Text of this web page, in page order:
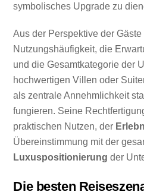
symbolisches Upgrade zu
Aus der Perspektive der
Nutzungshäufigkeit, die
und die Gesamtkategorie der
hochwertigen Villen oder
als zentrale Annehmlichkeit
fungieren. Seine
praktischen Nutzen, der
Übereinstimmung mit der
Luxuspositionierung der
Die besten